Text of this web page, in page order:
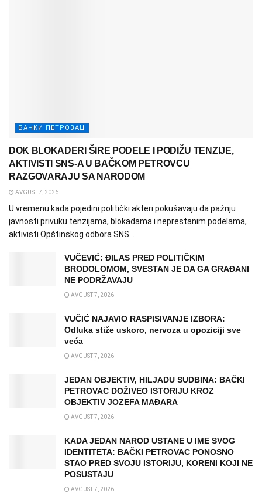
БАЧКИ ПЕТРОВАЦ
DOK BLOKADERI ŠIRE PODELE I PODIŽU TENZIJE,
AKTIVISTI SNS-A U BAČKOM PETROVCU
RAZGOVARAJU SA NARODOM
AVGUST 7, 2026
U vremenu kada pojedini politički akteri pokušavaju da pažnju
javnosti privuku tenzijama, blokadama i neprestanim podelama,
aktivisti Opštinskog odbora SNS...
VUČEVIĆ: ĐILAS PRED POLITIČKIM
BRODOLOMOM, SVESTAN JE DA GA GRAĐANI
NE PODRŽAVAJU
AVGUST 7, 2026
VUČIĆ NAJAVIO RASPISIVANJE IZBORA:
Odluka stiže uskoro, nervoza u opoziciji sve
veća
AVGUST 7, 2026
JEDAN OBJEKTIV, HILJADU SUDBINA: BAČKI
PETROVAC DOŽIVEO ISTORIJU KROZ
OBJEKTIV JOZEFA MAĐARA
AVGUST 7, 2026
KADA JEDAN NAROD USTANE U IME SVOG
IDENTITETA: BAČKI PETROVAC PONOSNO
STAO PRED SVOJU ISTORIJU, KORENI KOJI NE
POSUSTAJU
AVGUST 7, 2026